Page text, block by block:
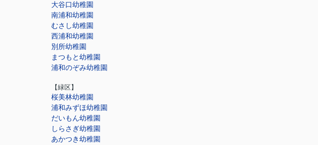
大谷口幼稚園
南浦和幼稚園
むさし幼稚園
西浦和幼稚園
別所幼稚園
まつもと幼稚園
浦和のぞみ幼稚園
【緑区】
桜美林幼稚園
浦和みずほ幼稚園
だいもん幼稚園
しらさぎ幼稚園
あかつき幼稚園